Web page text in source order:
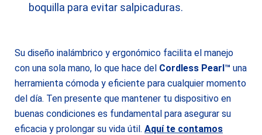
boquilla para evitar salpicaduras.
Su diseño inalámbrico y ergonómico facilita el manejo
con una sola mano, lo que hace del Cordless Pearl™ una
herramienta cómoda y eficiente para cualquier momento
del día. Ten presente que mantener tu dispositivo en
buenas condiciones es fundamental para asegurar su
eficacia y prolongar su vida útil. Aquí te contamos